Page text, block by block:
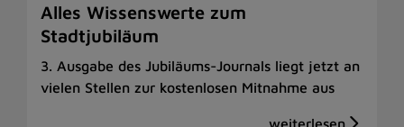
Alles Wissenswerte zum
Stadtjubiläum
3. Ausgabe des Jubiläums-Journals liegt jetzt an
vielen Stellen zur kostenlosen Mitnahme aus